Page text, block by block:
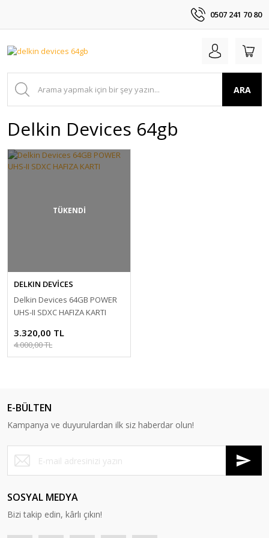
0507 241 70 80
ARA
Delkin Devices 64gb
TÜKENDİ
DELKIN DEVİCES
Delkin Devices 64GB POWER
UHS-II SDXC HAFIZA KARTI
3.320,00 TL
4.000,00 TL
E-BÜLTEN
Kampanya ve duyurulardan ilk siz haberdar olun!
SOSYAL MEDYA
Bizi takip edin, kârlı çıkın!